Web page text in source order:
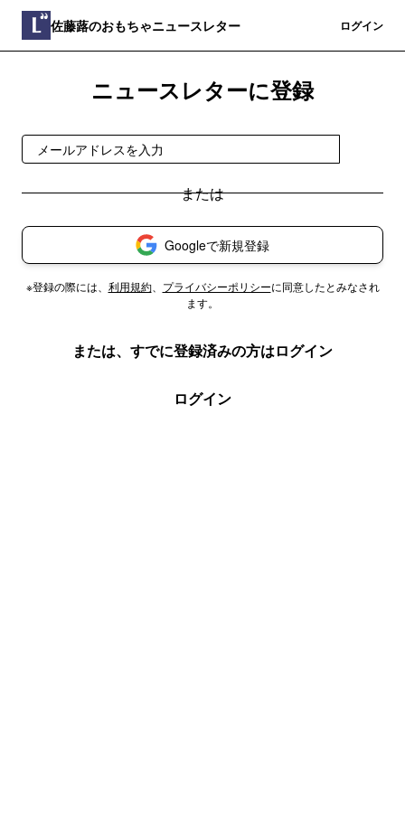
佐藤蕗のおもちゃニュースレター ログイン
ニュースレターに登録
Googleで新規登録
※登録の際には、 利用規約、 プライバシーポリシーに同意したとみなされ
ます。
または、すでに登録済みの方はログイン
ログイン